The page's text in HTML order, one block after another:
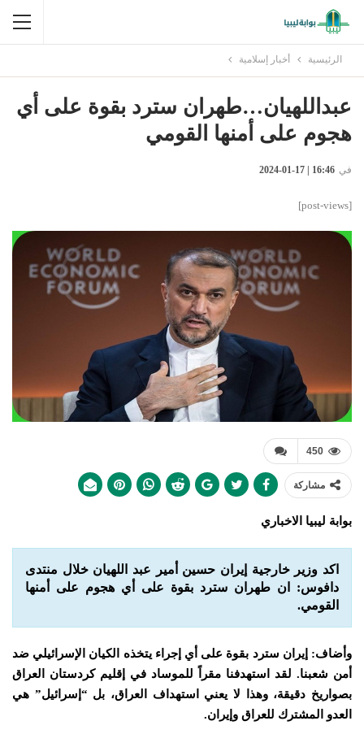
الرئيسية أخبار إسلامية
عبداللهيان…طهران سترد بقوة على أي
هجوم على أمنها القومي
في 16:46 | 17-01-2024
[post-views]
450
مشاركة
بوابة ليبيا الاخباري
اكد وزير خارجية إيران حسين أمير عبد اللهيان خلال منتدى
دافوس: ان طهران سترد بقوة على أي هجوم على أمنها
القومي.
وأضاف: إيران سترد بقوة على أي إجراء يتخذه الكيان الإسرائيلي ضد
أمن شعبنا. لقد استهدفنا مقراً للموساد في إقليم كردستان العراق
بصواريخ دقيقة، وهذا لا يعني استهداف العراق، بل “إسرائيل” هي
العدو المشترك للعراق وإيران.